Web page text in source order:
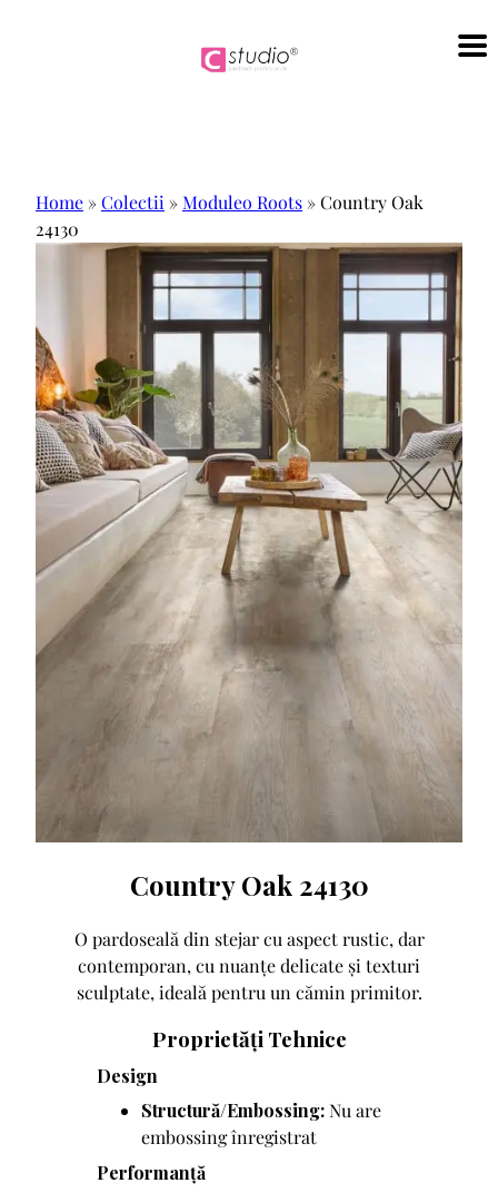
Home »Colectii »Moduleo Roots »Country Oak
24130
Country Oak 24130
O pardoseală din stejar cu aspect rustic, dar
contemporan, cu nuanțe delicate și texturi
sculptate, ideală pentru un cămin primitor.
Proprietăți Tehnice
Design
Structură/Embossing:Nu are
embossing înregistrat
Performanță